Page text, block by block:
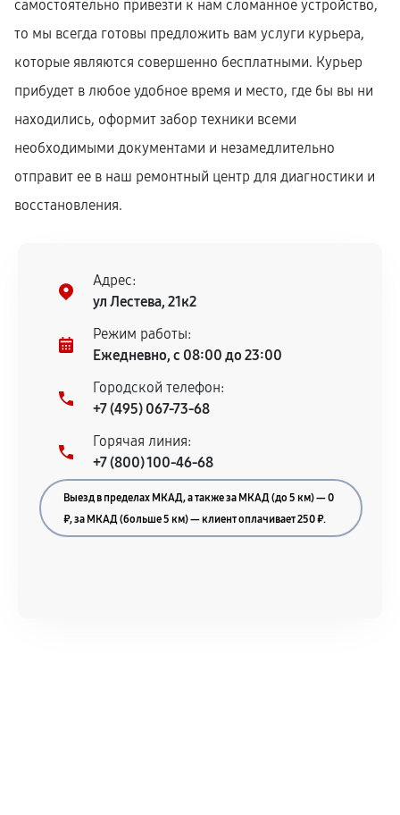
самостоятельно привезти к нам сломанное устройство,
то мы всегда готовы предложить вам услуги курьера,
которые являются совершенно бесплатными. Курьер
прибудет в любое удобное время и место, где бы вы ни
находились, оформит забор техники всеми
необходимыми документами и незамедлительно
отправит ее в наш ремонтный центр для диагностики и
восстановления.
Адрес:
ул Лестева, 21к2
Режим работы:
Ежедневно, с 08:00 до 23:00
Городской телефон:
+7 (495) 067-73-68
Горячая линия:
+7 (800) 100-46-68
Выезд в пределах МКАД, а также за МКАД (до 5 км) — 0
₽, за МКАД (больше 5 км) — клиент оплачивает 250 ₽.